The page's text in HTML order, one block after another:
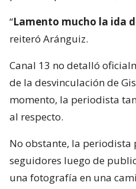
“Lamento mucho la ida
reiteró Aránguiz.
Canal 13 no detalló
de la desvinculación de
momento, la periodista
al respecto.
No obstante, la periodista
seguidores luego de
una fotografía en una